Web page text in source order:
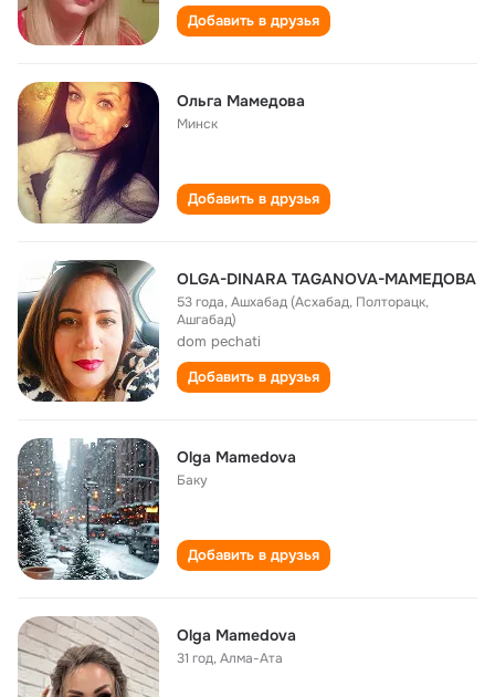
Добавить в друзья
Ольга Мамедова
Минск
Добавить в друзья
OLGA-DINARA TAGANOVA-МАМЕДОВА
53 года,Ашхабад (Асхабад, Полторацк,
Ашгабад)
dom pechati
Добавить в друзья
Olga Mamedova
Баку
Добавить в друзья
Olga Mamedova
31 год,Алма-Ата